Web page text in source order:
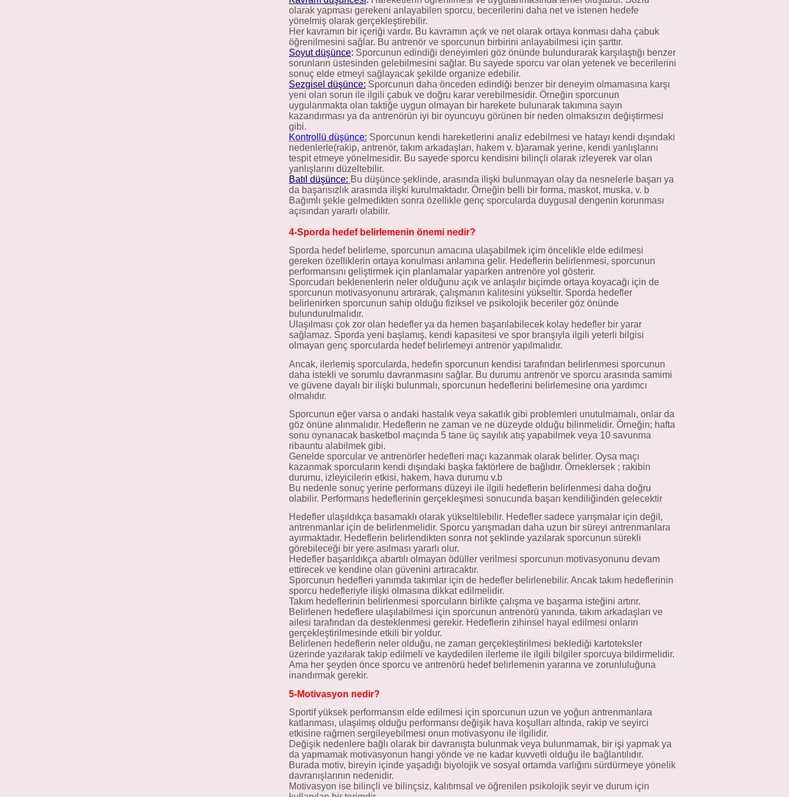
olarak yapması gerekeni anlayabilen sporcu, becerilerini daha net ve istenen hedefe
yönelmiş olarak gerçekleştirebilir.
Her kavramın bir içeriği vardır. Bu kavramın açık ve net olarak ortaya konması daha çabuk
öğrenilmesini sağlar. Bu antrenör ve sporcunun birbirini anlayabilmesi için şarttır.
Soyut düşünce: Sporcunun edindiği deneyimleri göz önünde bulundurarak karşılaştığı benzer
sorunların üstesinden gelebilmesini sağlar. Bu sayede sporcu var olan yetenek ve becerilerini
sonuç elde etmeyi sağlayacak şekilde organize edebilir.
Sezgisel düşünce: Sporcunun daha önceden edindiği benzer bir deneyim olmamasına karşı
yeni olan sorun ile ilgili çabuk ve doğru karar verebilmesidir. Örneğin sporcunun
uygulanmakta olan taktiğe uygun olmayan bir harekete bulunarak takımına sayın
kazandırması ya da antrenörün iyi bir oyuncuyu görünen bir neden olmaksızın değiştirmesi
gibi.
Kontrollü düşünce: Sporcunun kendi hareketlerini analiz edebilmesi ve hatayı kendi dışındaki
nedenlerle(rakip, antrenör, takım arkadaşları, hakem v. b)aramak yerine, kendi yanlışlarını
tespit etmeye yönelmesidir. Bu sayede sporcu kendisini bilinçli olarak izleyerek var olan
yanlışlarını düzeltebilir.
Batıl düşünce: Bu düşünce şeklinde, arasında ilişki bulunmayan olay da nesnelerle başarı ya
da başarısızlık arasında ilişki kurulmaktadır. Örneğin belli bir forma, maskot, muska, v. b
Bağımlı şekle gelmedikten sonra özellikle genç sporcularda duygusal dengenin korunması
açısından yararlı olabilir.
4-Sporda hedef belirlemenin önemi nedir?
Sporda hedef belirleme, sporcunun amacına ulaşabilmek içim öncelikle elde edilmesi
gereken özelliklerin ortaya konulması anlamına gelir. Hedeflerin belirlenmesi, sporcunun
performansını geliştirmek için planlamalar yaparken antrenöre yol gösterir.
Sporcudan beklenenlerin neler olduğunu açık ve anlaşılır biçimde ortaya koyacağı için de
sporcunun motivasyonunu artırarak, çalışmanın kalitesini yükseltir. Sporda hedefler
belirlenirken sporcunun sahip olduğu fiziksel ve psikolojik beceriler göz önünde
bulundurulmalıdır.
Ulaşılması çok zor olan hedefler ya da hemen başarılabilecek kolay hedefler bir yarar
sağlamaz. Sporda yeni başlamış, kendi kapasitesi ve spor branşıyla ilgili yeterli bilgisi
olmayan genç sporcularda hedef belirlemeyi antrenör yapılmalıdır.
Ancak, ilerlemiş sporcularda, hedefin sporcunun kendisi tarafından belirlenmesi sporcunun
daha istekli ve sorumlu davranmasını sağlar. Bu durumu antrenör ve sporcu arasında samimi
ve güvene dayalı bir ilişki bulunmalı, sporcunun hedeflerini belirlemesine ona yardımcı
olmalıdır.
Sporcunun eğer varsa o andaki hastalık veya sakatlık gibi problemleri unutulmamalı, onlar da
göz önüne alınmalıdır. Hedeflerin ne zaman ve ne düzeyde olduğu bilinmelidir. Örneğin; hafta
sonu oynanacak basketbol maçında 5 tane üç sayılık atış yapabilmek veya 10 savunma
ribauntu alabilmek gibi.
Genelde sporcular ve antrenörler hedefleri maçı kazanmak olarak belirler. Oysa maçı
kazanmak sporcuların kendi dışındaki başka faktörlere de bağlıdır. Örneklersek ; rakibin
durumu, izleyicilerin etkisi, hakem, hava durumu v.b
Bu nedenle sonuç yerine performans düzeyi ile ilgili hedeflerin belirlenmesi daha doğru
olabilir. Performans hedeflerinin gerçekleşmesi sonucunda başarı kendiliğinden gelecektir
Hedefler ulaşıldıkça basamaklı olarak yükseltilebilir. Hedefler sadece yarışmalar için değil,
antrenmanlar için de belirlenmelidir. Sporcu yarışmadan daha uzun bir süreyi antrenmanlara
ayırmaktadır. Hedeflerin belirlendikten sonra not şeklinde yazılarak sporcunun sürekli
görebileceği bir yere asılması yararlı olur.
Hedefler başarıldıkça abartılı olmayan ödüller verilmesi sporcunun motivasyonunu devam
ettirecek ve kendine olan güvenini artıracaktır.
Sporcunun hedefleri yanımda takımlar için de hedefler belirlenebilir. Ancak takım hedeflerinin
sporcu hedefleriyle ilişki olmasına dikkat edilmelidir.
Takım hedeflerinin belirlenmesi sporcuların birlikte çalışma ve başarma isteğini artırır.
Belirlenen hedeflere ulaşılabilmesi için sporcunun antrenörü yanında, takım arkadaşları ve
ailesi tarafından da desteklenmesi gerekir. Hedeflerin zihinsel hayal edilmesi onların
gerçekleştirilmesinde etkili bir yoldur.
Belirlenen hedeflerin neler olduğu, ne zaman gerçekleştirilmesi beklediği kartoteksler
üzerinde yazılarak takip edilmeli ve kaydedilen ilerleme ile ilgili bilgiler sporcuya bildirmelidir.
Ama her şeyden önce sporcu ve antrenörü hedef belirlemenin yararına ve zorunluluğuna
inandırmak gerekir.
5-Motivasyon nedir?
Sportif yüksek performansın elde edilmesi için sporcunun uzun ve yoğun antrenmanlara
katlanması, ulaşılmış olduğu performansı değişik hava koşulları altında, rakip ve seyirci
etkisine rağmen sergileyebilmesi onun motivasyonu ile ilgilidir.
Değişik nedenlere bağlı olarak bir davranışta bulunmak veya bulunmamak, bir işi yapmak ya
da yapmamak motivasyonun hangi yönde ve ne kadar kuvvetli olduğu ile bağlantılıdır.
Burada motiv, bireyin içinde yaşadığı biyolojik ve sosyal ortamda varlığını sürdürmeye yönelik
davranışlarının nedenidir.
Motivasyon ise bilinçli ve bilinçsiz, kalıtımsal ve öğrenilen psikolojik seyir ve durum için